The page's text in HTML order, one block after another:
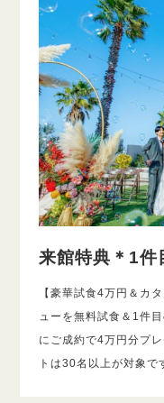
来館特典＊1件
【豪華試食4万円＆カ
ューを無料試食＆1件
にご成約で4万円分プ
トは30名以上が対象で